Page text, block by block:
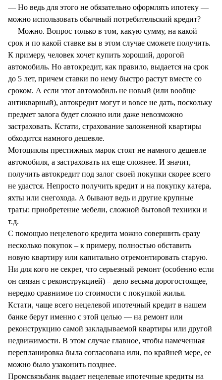
— Но ведь для этого не обязательно оформлять ипотеку —
можно использовать обычный потребительский кредит?
— Можно. Вопрос только в том, какую сумму, на какой
срок и по какой ставке вы в этом случае сможете получить.
К примеру, человек хочет купить хороший, дорогой
автомобиль. Но автокредит, как правило, выдается на срок
до 5 лет, причем ставки по нему быстро растут вместе со
сроком. А если этот автомобиль не новый (или вообще
антикварный), автокредит могут и вовсе не дать, поскольку
предмет залога будет сложно или даже невозможно
застраховать. Кстати, страхование заложенной квартиры
обходится намного дешевле.
Мотоциклы престижных марок стоят не намного дешевле
автомобиля, а застраховать их еще сложнее. И значит,
получить автокредит под залог своей покупки скорее всего
не удастся. Непросто получить кредит и на покупку катера,
яхты или снегохода. А бывают ведь и другие крупные
траты: приобретение мебели, сложной бытовой техники и
т.д.
С помощью нецелевого кредита можно совершить сразу
несколько покупок – к примеру, полностью обставить
новую квартиру или капитально отремонтировать старую.
Ни для кого не секрет, что серьезный ремонт (особенно если
он связан с реконструкцией) – дело весьма дорогостоящее,
нередко сравнимое по стоимости с покупкой жилья.
Кстати, чаще всего нецелевой ипотечный кредит в нашем
банке берут именно с этой целью — на ремонт или
реконструкцию самой закладываемой квартиры или другой
недвижимости. В этом случае главное, чтобы намеченная
перепланировка была согласована или, по крайней мере, ее
можно было узаконить позднее.
Промсвязьбанк выдает нецелевые ипотечные кредиты на